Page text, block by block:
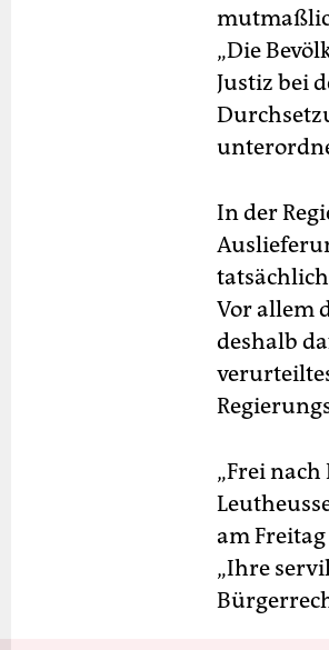
„Die
Justiz bei
In der
Vor allem
deshalb
„Frei
am
„Ihre